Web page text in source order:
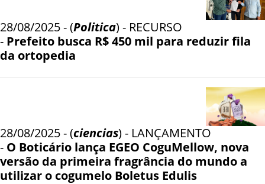
28/08/2025 - (Politica) - RECURSO
- Prefeito busca R$ 450 mil para reduzir fila
da ortopedia
28/08/2025 - (ciencias) - LANÇAMENTO
- O Boticário lança EGEO CoguMellow, nova
versão da primeira fragrância do mundo a
utilizar o cogumelo Boletus Edulis